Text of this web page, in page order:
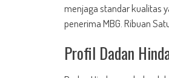
menjaga standar kualitas
penerima MBG. Ribuan
Profil Dadan